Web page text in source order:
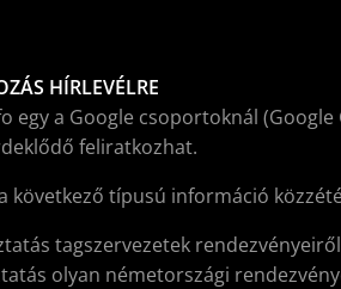
HÍRLEVÉLRE
egy a Google csoportoknál
feliratkozhat.
következő típusú információ
tagszervezetek
olyan németországi